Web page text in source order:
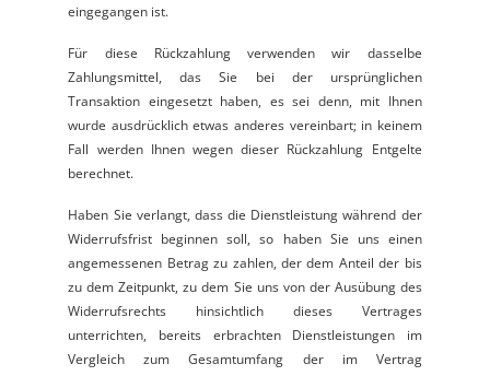
eingegangen ist.
Für diese Rückzahlung verwenden wir dasselbe
Zahlungsmittel, das Sie bei der ursprünglichen
Transaktion eingesetzt haben, es sei denn, mit Ihnen
wurde ausdrücklich etwas anderes vereinbart; in keinem
Fall werden Ihnen wegen dieser Rückzahlung Entgelte
berechnet.
Haben Sie verlangt, dass die Dienstleistung während der
Widerrufsfrist beginnen soll, so haben Sie uns einen
angemessenen Betrag zu zahlen, der dem Anteil der bis
zu dem Zeitpunkt, zu dem Sie uns von der Ausübung des
Widerrufsrechts hinsichtlich dieses Vertrages
unterrichten, bereits erbrachten Dienstleistungen im
Vergleich zum Gesamtumfang der im Vertrag